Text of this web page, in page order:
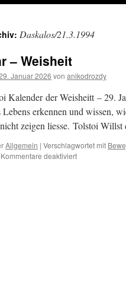
Daskalos/21.3.1994
– Weisheit
Januar 2026 von anikodrozdy
Kalender der Weisheitt – 29.
erkennen und wissen,
zeigen liesse. Tolstoi
Allgemein | Verschlagwortet mit
Kommentare deaktiviertfür